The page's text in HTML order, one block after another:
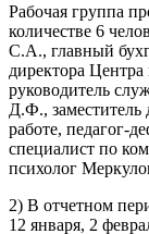
Рабочая группа
количестве 6
С.А., главный
директора Центра
руководитель
Д.Ф., заместитель
работе, педагог-
специалист по
психолог
2) В отчетном
12 января, 2